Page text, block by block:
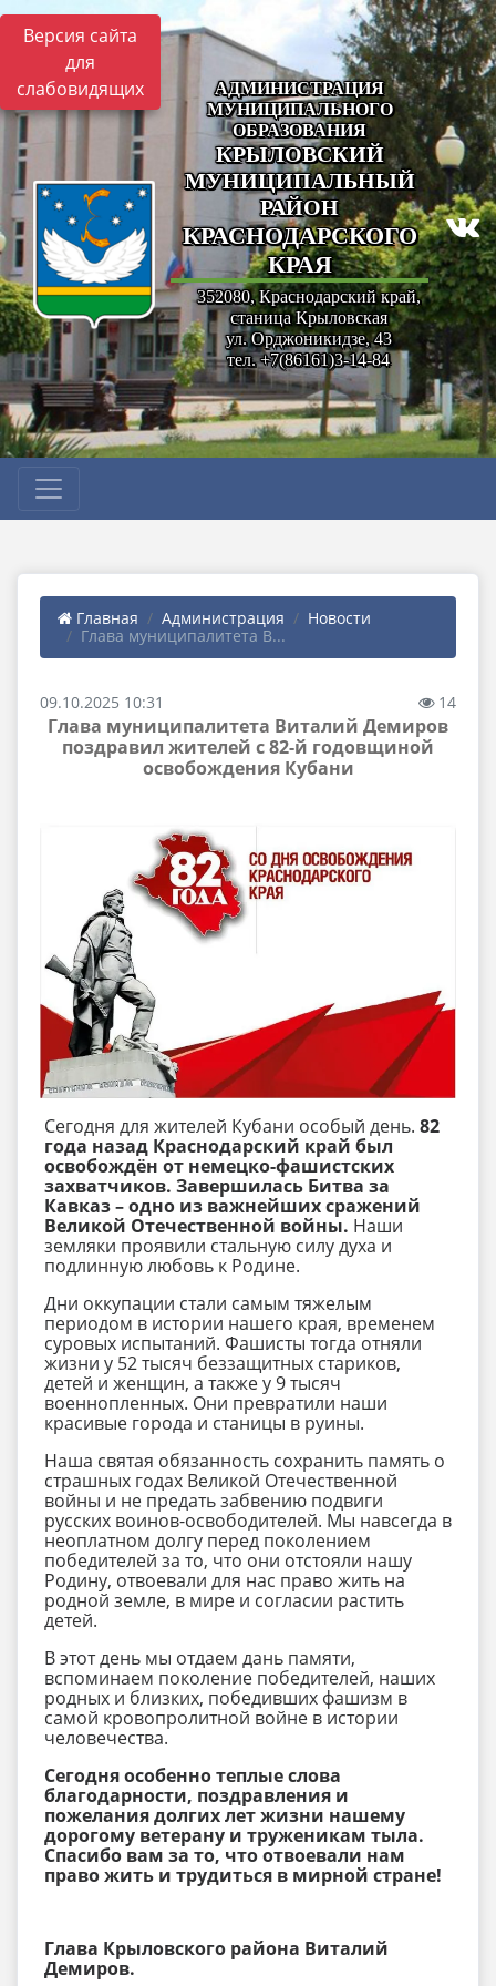
Версия сайта
для
слабовидящих
АДМИНИСТРАЦИЯ
МУНИЦИПАЛЬНОГО
ОБРАЗОВАНИЯ
КРЫЛОВСКИЙ
МУНИЦИПАЛЬНЫЙ
РАЙОН
КРАСНОДАРСКОГО
КРАЯ
352080, Краснодарский край,
станица Крыловская
ул. Орджоникидзе, 43
тел. +7(86161)3-14-84
Главная Администрация
Новости
Глава муниципалитета В...
09.10.2025 10:31 14
Глава муниципалитета Виталий Демиров
поздравил жителей с 82-й годовщиной
освобождения Кубани
Сегодня для жителей Кубани особый день. 82
года назад Краснодарский край был
освобождён от немецко-фашистских
захватчиков. Завершилась Битва за
Кавказ– одно из важнейших сражений
Великой Отечественной войны. Наши
земляки проявили стальную силу духа и
подлинную любовь к Родине.
Дни оккупации стали самым тяжелым
периодом в истории нашего края, временем
суровых испытаний. Фашисты тогда отняли
жизни у 52 тысяч беззащитных стариков,
детей и женщин, а также у 9 тысяч
военнопленных. Они превратили наши
красивые города и станицы в руины.
Наша святая обязанность сохранить память о
страшных годах Великой Отечественной
войны и не предать забвению подвиги
русских воинов-освободителей. Мы навсегда в
неоплатном долгу перед поколением
победителей за то, что они отстояли нашу
Родину, отвоевали для нас право жить на
родной земле, в мире и согласии растить
детей.
В этот день мы отдаем дань памяти,
вспоминаем поколение победителей, наших
родных и близких, победивших фашизм в
самой кровопролитной войне в истории
человечества.
Сегодня особенно теплые слова
благодарности, поздравления и
пожелания долгих лет жизни нашему
дорогому ветерану и труженикам тыла.
Спасибо вам за то, что отвоевали нам
право жить и трудиться в мирной стране!
Глава Крыловского района Виталий
Демиров.